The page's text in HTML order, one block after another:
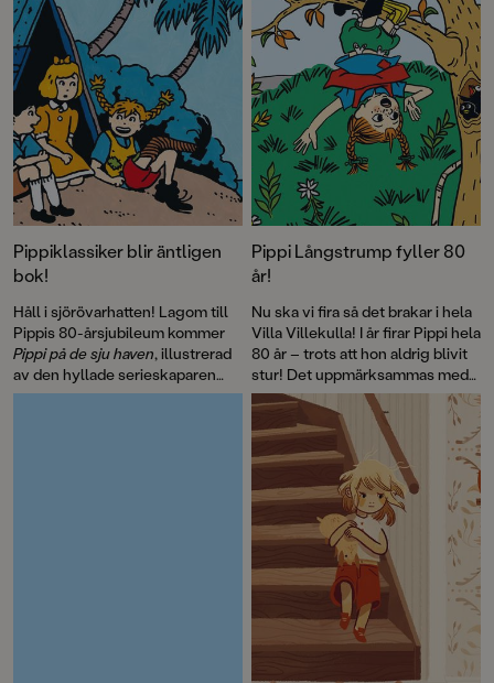
Pippiklassiker blir äntligen
bok!
Håll i sjörövarhatten! Lagom till
Pippis 80-årsjubileum kommer
Pippi på de sju haven, illustrerad
av den hyllade serieskaparen
Fabian Göranson. Astrid
Pippi Långstrump fyller 80
år!
Nu ska vi fira så det brakar i hela
Villa Villekulla! I år firar Pippi hela
80 år – trots att hon aldrig blivit
stur! Det uppmärksammas med
flera böcker, däribland David
Känner du Astrid
Lindgrenoch en
genomillustrerad version av
Pippi på de sju haven.